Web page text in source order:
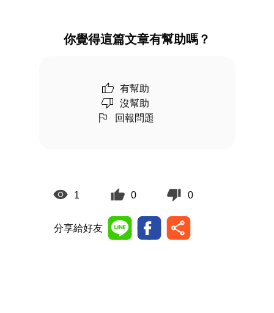
你覺得這篇文章有幫助嗎？
有幫助
沒幫助
回報問題
1 0 0
分享給好友